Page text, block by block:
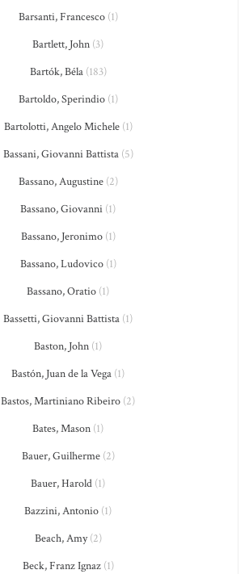
Barsanti, Francesco(1)
Bartlett, John (3)
Bartók, Béla(183)
Bartoldo, Sperindio(1)
Bartolotti, Angelo Michele(1)
Bassani, Giovanni Battista(5)
Bassano, Augustine(2)
Bassano, Giovanni (1)
Bassano, Jeronimo(1)
Bassano, Ludovico(1)
Bassano, Oratio (1)
Bassetti, Giovanni Battista (1)
Baston, John (1)
Bastón, Juan de la Vega (1)
Bastos, Martiniano Ribeiro (2)
Bates, Mason (1)
Bauer, Guilherme(2)
Bauer, Harold (1)
Bazzini, Antonio (1)
Beach, Amy(2)
Beck, Franz Ignaz(1)